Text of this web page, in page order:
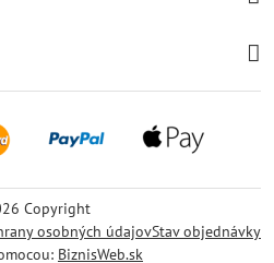
Copyright
osobných údajovStav objednávky
BiznisWeb.sk